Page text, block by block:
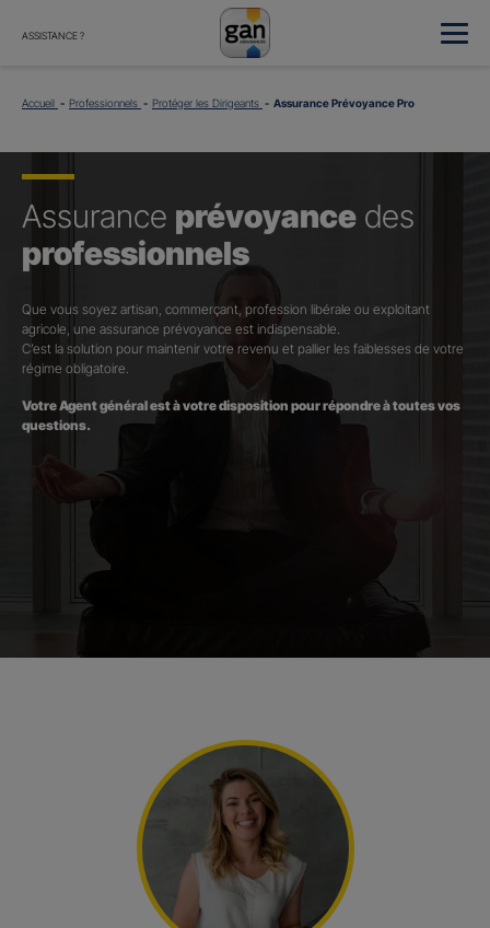
ASSISTANCE ?
Accueil Professionnels Protéger les Dirigeants Assurance Prévoyance Pro
Assurance prévoyance des
professionnels
Que vous soyez artisan, commerçant, profession libérale ou exploitant
agricole, une assurance prévoyance est indispensable.
C’est la solution pour maintenir votre revenu et pallier les faiblesses de votre
régime obligatoire.
Votre Agent général est à votre disposition pour répondre à toutes vos
questions.